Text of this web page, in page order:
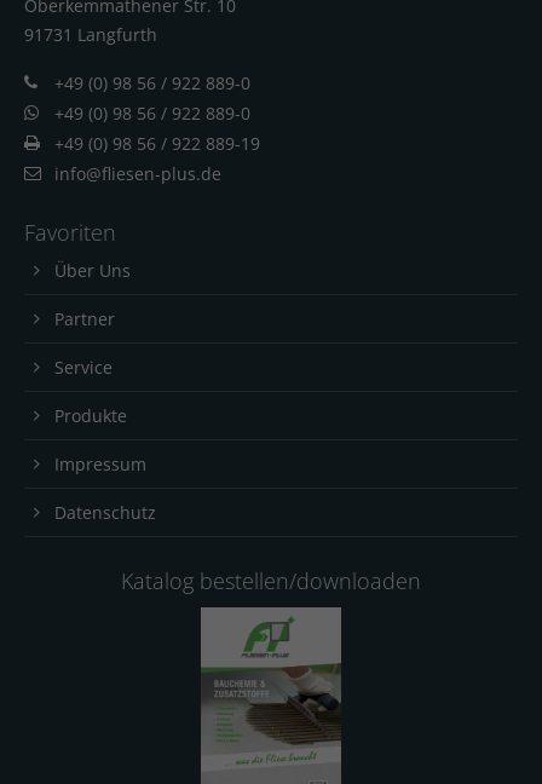
Oberkemmathener Str. 10
91731 Langfurth
+49 (0) 98 56 / 922 889-0
+49 (0) 98 56 / 922 889-0
+49 (0) 98 56 / 922 889-19
info@fliesen-plus.de
Favoriten
Über Uns
Partner
Service
Produkte
Impressum
Datenschutz
Katalog bestellen/downloaden